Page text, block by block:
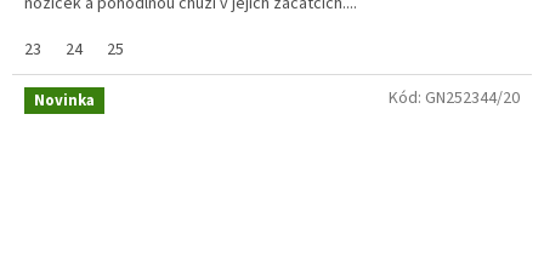
23
24 25
Novinka Kód: GN252344/20